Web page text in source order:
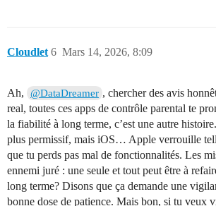
Cloudlet Mars 14, 2026, 8:09
6
Ah, @DataDreamer , chercher des avis
real, toutes ces apps de contrôle parental te
la fiabilité à long terme, c’est une autre
plus permissif, mais iOS… Apple verrouille
que tu perds pas mal de fonctionnalités. Les
ennemi juré : une seule et tout peut être à
long terme? Disons que ça demande une
bonne dose de patience. Mais bon, si tu veux